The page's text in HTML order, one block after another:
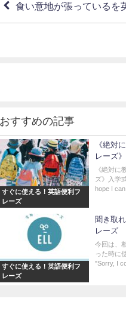
食い意地が張っているを
おすすめの記事
すぐに使える！英語便利フ
レーズ
《絶対
レーズ
《絶対に
ズ》入学
hope I can
すぐに使える！英語便利フ
レーズ
聞き取
レーズ
今回は、
った時に
"Sorry, I